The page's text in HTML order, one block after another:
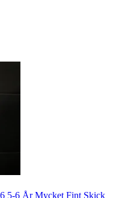
5-6 År Mycket Fint Skick